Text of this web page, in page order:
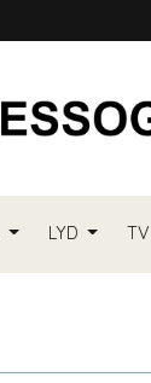
LYD TV